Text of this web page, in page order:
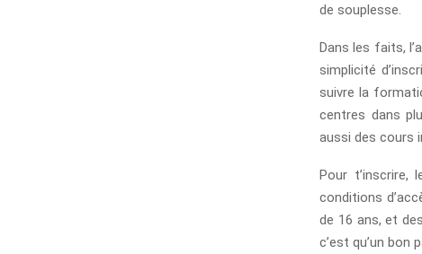
de souplesse.
Dans les faits,
simplicité
suivre la
centres dans
aussi des cours
Pour
conditions
de 16 ans, et
c’est qu’un